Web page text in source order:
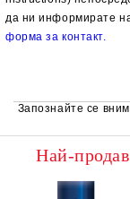
да ни информирате
форма за контакт.
Запознайте се
Най-